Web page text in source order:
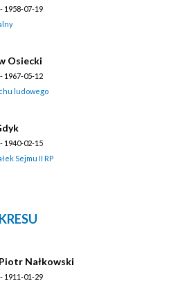
1958-07-19
Osiecki
1967-05-12
ludowego
1940-02-15
Sejmu II RP
Nałkowski
1911-01-29